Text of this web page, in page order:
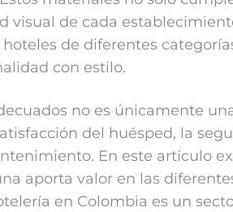
visual de cada
de diferentes
con estilo.
no es únicamente
del huésped, la
En este artículo
aporta valor en las
en Colombia es un